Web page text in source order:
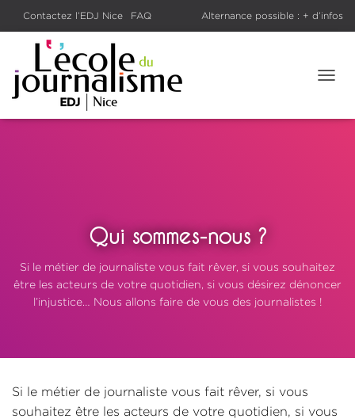
les Rentrée 2026 : préinscriptions Alternance possible : + d’infos
Contactez l’EDJ Nice FAQ
Salons et forums
G
T
I
Qui sommes-nous ?
Si le métier de journaliste vous fait rêver, si vous souhaitez
être les acteurs de votre quotidien, si vous désirez dénoncer
l’injustice… Nous allons faire de vous des journalistes !
Si le métier de journaliste vous fait rêver, si vous
souhaitez être les acteurs de votre quotidien, si vous